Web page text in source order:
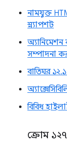
নামযুক্ত
স্ন্যাপশট
সম্পাদনা
বাতিঘর
বিবিধ
ক্রোম ১২৭